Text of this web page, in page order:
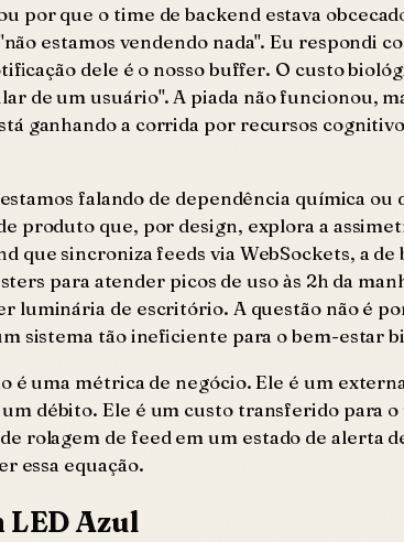
por que o time de backend estava
estamos vendendo nada". Eu respondi
dele é o nosso buffer. O custo
de um usuário". A piada não funcionou,
ganhando a corrida por recursos
falando de dependência química ou
produto que, por design, explora a
que sincroniza feeds via WebSockets, a
para atender picos de uso às 2h da
luminária de escritório. A questão não é
sistema tão ineficiente para o bem-estar
é uma métrica de negócio. Ele é um
débito. Ele é um custo transferido para o
rolagem de feed em um estado de alerta
essa equação.
LED Azul